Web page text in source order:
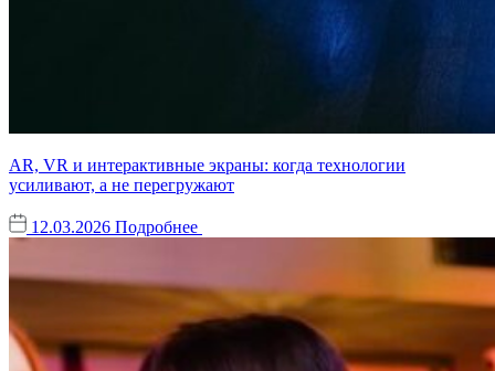
AR, VR и интерактивные экраны: когда технологии
усиливают, а не перегружают
12.03.2026 Подробнее